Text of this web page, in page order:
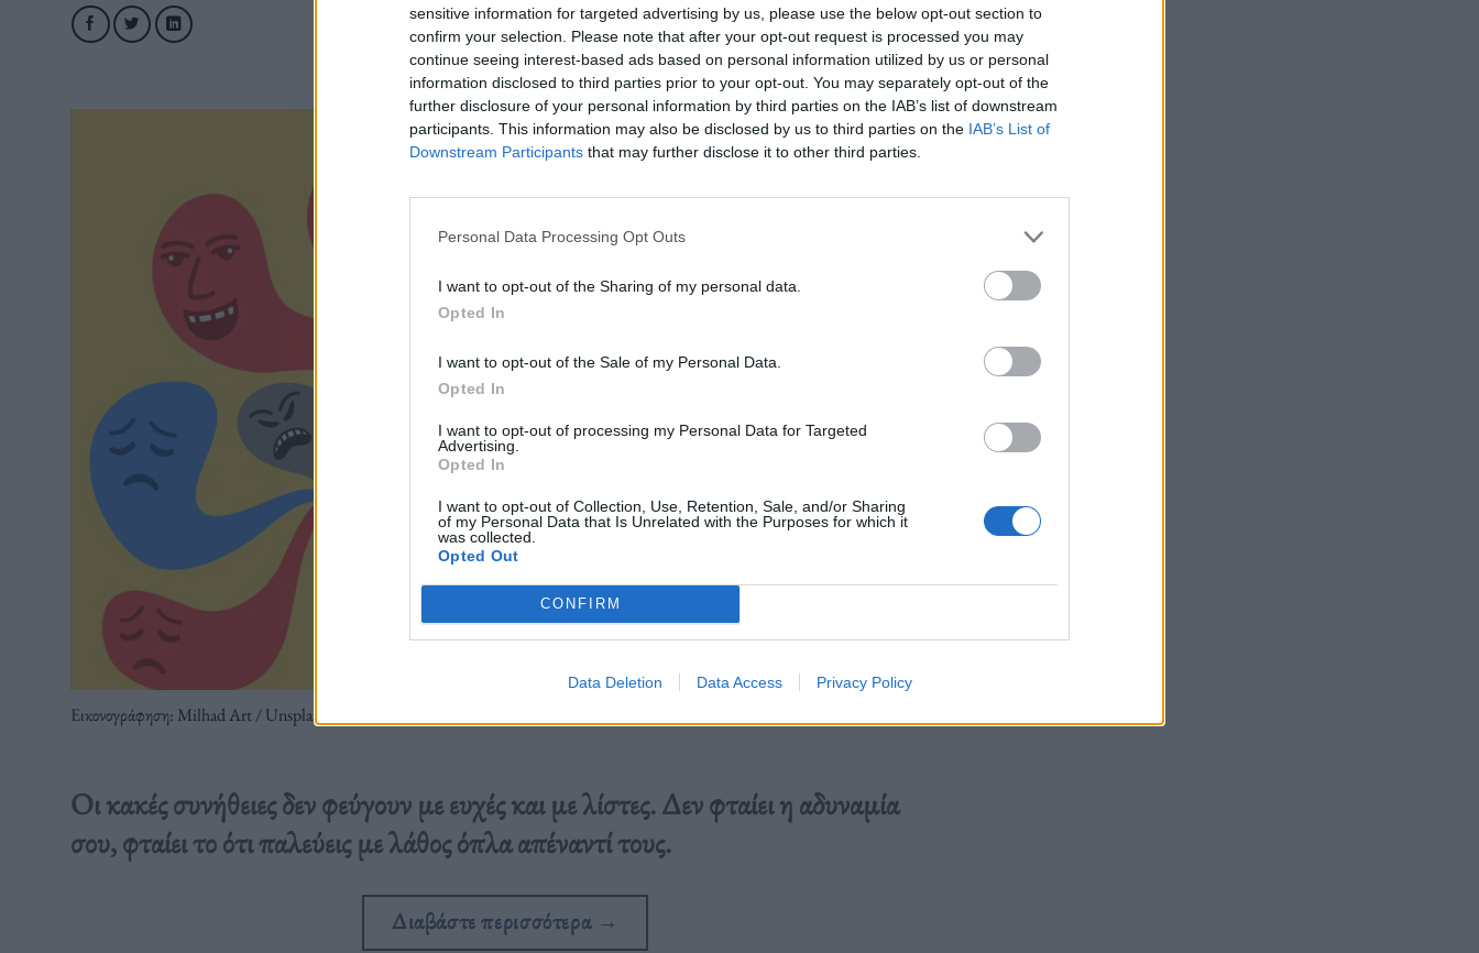
sensitive information for targeted advertising by us, please use the below opt-out section to
confirm your selection. Please note that after your opt-out request is processed you may
continue seeing interest-based ads based on personal information utilized by us or personal
information disclosed to third parties prior to your opt-out. You may separately opt-out of the
further disclosure of your personal information by third parties on the IAB’s list of downstream
participants. This information may also be disclosed by us to third parties on the IAB’s List of
Downstream Participants that may further disclose it to other third parties.
Personal Data Processing Opt Outs
I want to opt-out of the Sharing of my personal data.
Opted In
I want to opt-out of the Sale of my Personal Data.
Opted In
I want to opt-out of processing my Personal Data for Targeted
Advertising.
Opted In
I want to opt-out of Collection, Use, Retention, Sale, and/or Sharing
of my Personal Data that Is Unrelated with the Purposes for which it
was collected.
Opted Out
CONFIRM
Data Deletion Data Access Privacy Policy
Εικονογράφηση: Milhad Art / Unsplash+
Οι κακές συνήθειες δεν φεύγουν με ευχές και με λίστες. Δεν φταίει η αδυναμία
σου, φταίει το ότι παλεύεις με λάθος όπλα απέναντί τους.
Διαβάστε περισσότερα →